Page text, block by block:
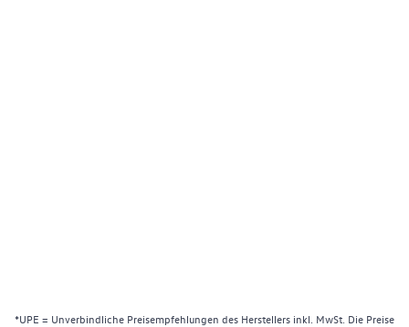
*UPE = Unverbindliche Preisempfehlungen des Herstellers inkl. MwSt. Die Preise